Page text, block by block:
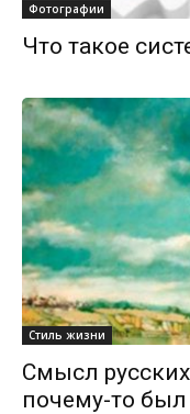
Фотографии
Что такое
Стиль жизни
Смысл
почему-то был